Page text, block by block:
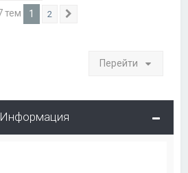
тем 1 2
Перейти
Информация